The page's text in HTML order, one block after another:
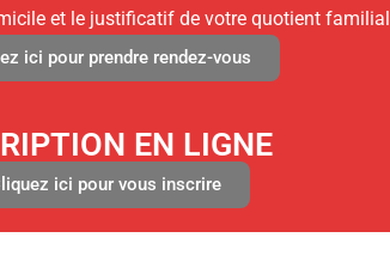
et le justificatif de votre quotient familial
ici pour prendre rendez-vous
EN LIGNE
ici pour vous inscrire